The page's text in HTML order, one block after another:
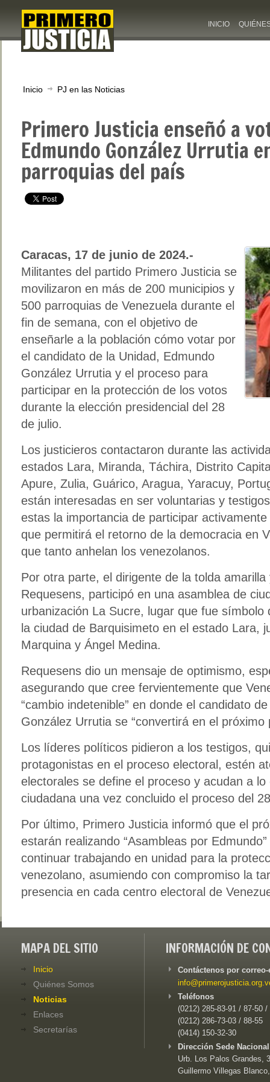
INICIO
Inicio PJ en las Noticias
Primero Justicia enseñó a
Edmundo González Urrutia
parroquias del país
Caracas, 17 de junio de 2024.-
Militantes del partido Primero Justicia se
movilizaron en más de 200 municipios y
500 parroquias de Venezuela durante el
fin de semana, con el objetivo de
enseñarle a la población cómo votar por
el candidato de la Unidad, Edmundo
González Urrutia y el proceso para
participar en la protección de los votos
durante la elección presidencial del 28
de julio.
Los justicieros contactaron durante las
estados Lara, Miranda, Táchira, Distrito
Apure, Zulia, Guárico, Aragua, Yaracuy,
están interesadas en ser voluntarias y
estas la importancia de participar
que permitirá el retorno de la democracia en
que tanto anhelan los venezolanos.
Por otra parte, el dirigente de la tolda
Requesens, participó en una asamblea de
urbanización La Sucre, lugar que fue símbolo
la ciudad de Barquisimeto en el estado Lara,
Marquina y Ángel Medina.
Requesens dio un mensaje de optimismo,
asegurando que cree fervientemente que
“cambio indetenible” en donde el candidato
González Urrutia se “convertirá en el próximo
Los líderes políticos pidieron a los testigos,
protagonistas en el proceso electoral, estén
electorales se define el proceso y acudan a
ciudadana una vez concluido el proceso del
Por último, Primero Justicia informó que el
estarán realizando “Asambleas por
continuar trabajando en unidad para la
venezolano, asumiendo con compromiso la
presencia en cada centro electoral de
MAPA DEL SITIO
Inicio
Quiénes Somos
Noticias
Enlaces
Secretarías
INFORMACIÓN DE
Contáctenos por
Teléfonos
(0212) 285-83-91 / 87-50 /
(0212) 286-73-03 / 88-55
(0414) 150-32-30
Dirección Sede
Urb. Los Palos Grandes,
Guillermo Villegas